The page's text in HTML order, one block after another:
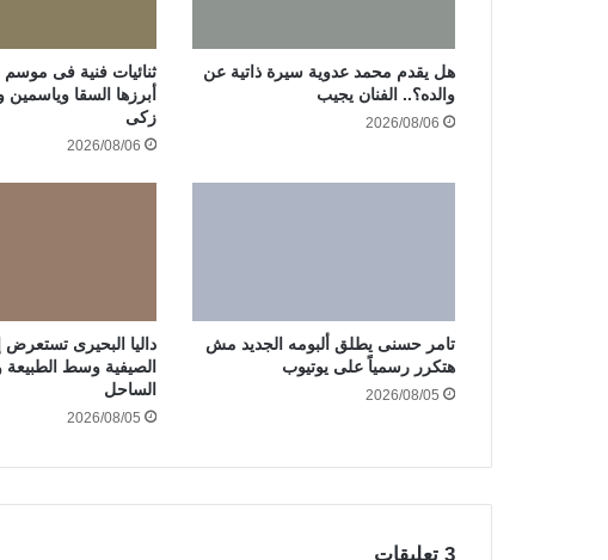
هل يقدم محمد عدوية سيرة ذاتية عن
والده؟.. الفنان يجيب
2026/08/06
أبرزها السقا
زكى
2026/08/06
تامر حسنى يطلق ألبومه الجديد مش
هتكرر رسمياً على يوتيوب
2026/08/05
داليا البحيرى تستعرض
الصيفية وسط الطبيعة
الساحل
2026/08/05
‫3 تعليقات